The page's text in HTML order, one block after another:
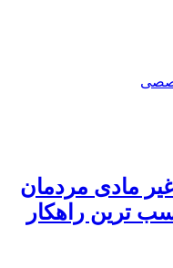
مادی مردمان
ترین راهکار